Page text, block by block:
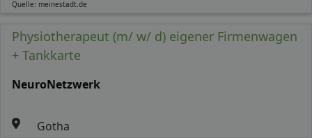
Quelle: meinestadt.de
Physiotherapeut (m/ w/ d) eigener Firmenwagen
+ Tankkarte
NeuroNetzwerk
Gotha